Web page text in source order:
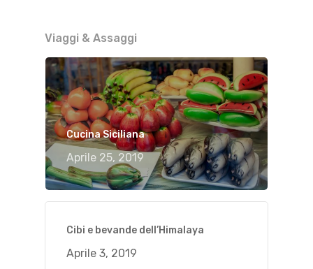
Viaggi & Assaggi
Cucina Siciliana
Aprile 25, 2019
Cibi e bevande dell’Himalaya
Aprile 3, 2019